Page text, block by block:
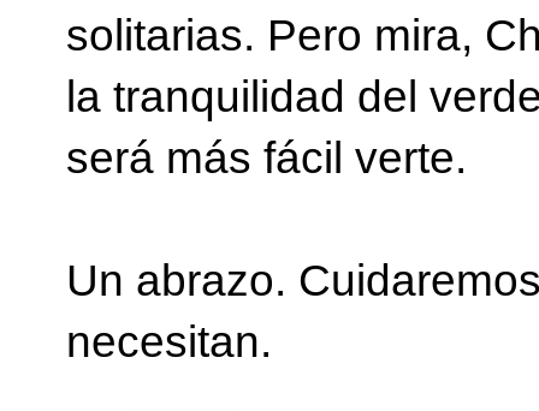
solitarias. Pero mira,
la tranquilidad del
será más fácil verte.
Un abrazo.
necesitan.